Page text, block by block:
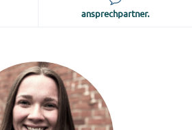
ansprechpartner.